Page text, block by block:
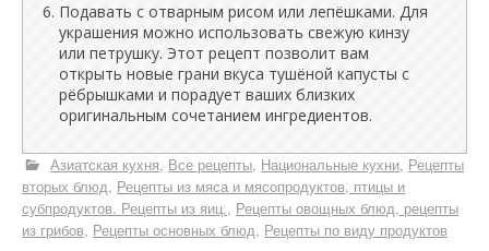
Подавать с отварным рисом или лепёшками. Для
украшения можно использовать свежую кинзу
или петрушку. Этот рецепт позволит вам
открыть новые грани вкуса тушёной капусты с
рёбрышками и порадует ваших близких
оригинальным сочетанием ингредиентов.
Азиатская кухня Все рецепты Национальные кухни Рецепты
вторых блюд Рецепты из мяса и мясопродуктов, птицы и
субпродуктов. Рецепты из яиц. Рецепты овощных блюд, рецепты
из грибов Рецепты основных блюд Рецепты по виду продуктов